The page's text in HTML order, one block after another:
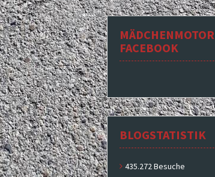
FACEBOOK
BLOGSTATISTIK
435.272 Besuche